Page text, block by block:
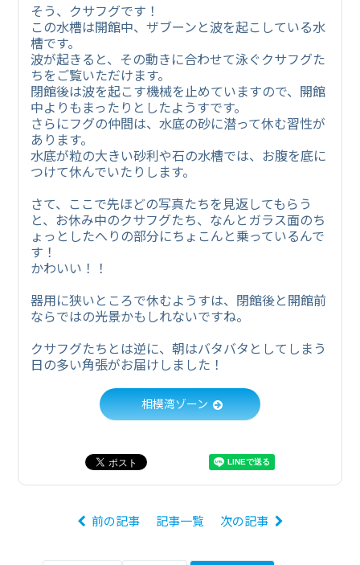
そう、クサフグです！
この水槽は開館中、ザブーンと波を起こしている水
槽です。
波が起きると、その動きに合わせて泳ぐクサフグた
ちをご覧いただけます。
閉館後は波を起こす機械を止めていますので、開館
中よりもまったりとしたようすです。
さらにフグの仲間は、水底の砂に潜って休む習性が
あります。
水底が粒の大きい砂利や石の水槽では、お腹を底に
つけて休んでいたりします。
さて、ここで先ほどの写真たちを見返してもらう
と、お休み中のクサフグたち、なんとガラス面のち
ょっとしたへりの部分にちょこんと乗っているんで
す！
かわいい！！
器用に狭いところで休むようすは、閉館後と開館前
ならではの光景かもしれないですね。
クサフグたちとは逆に、朝はバタバタとしてしまう
日の多い角張がお届けしました！
相模湾ゾーン
前の記事 記事一覧 次の記事